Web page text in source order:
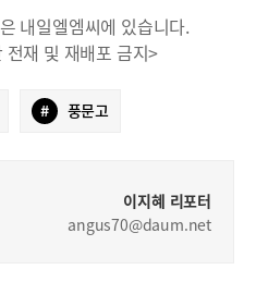
내일엘엠씨에 있습니다.
재 및 재배포 금지>
# 풍문고
이지혜 리포터
angus70@daum.net